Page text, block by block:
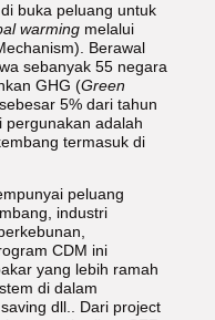
buka peluang untuk
warming melalui
Berawal
sebanyak 55 negara
GHG (Green
5% dari tahun
pergunakan adalah
termasuk di
peluang
industri
CDM ini
yang lebih ramah
di dalam
dll.. Dari project